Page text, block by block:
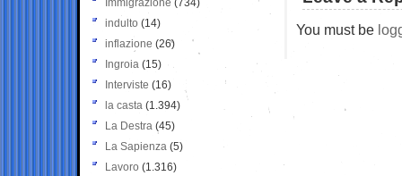
You must be
Immigrazione (734)
indulto (14)
inflazione (26)
Ingroia (15)
Interviste (16)
la casta (1.394)
La Destra (45)
La Sapienza (5)
Lavoro (1.316)